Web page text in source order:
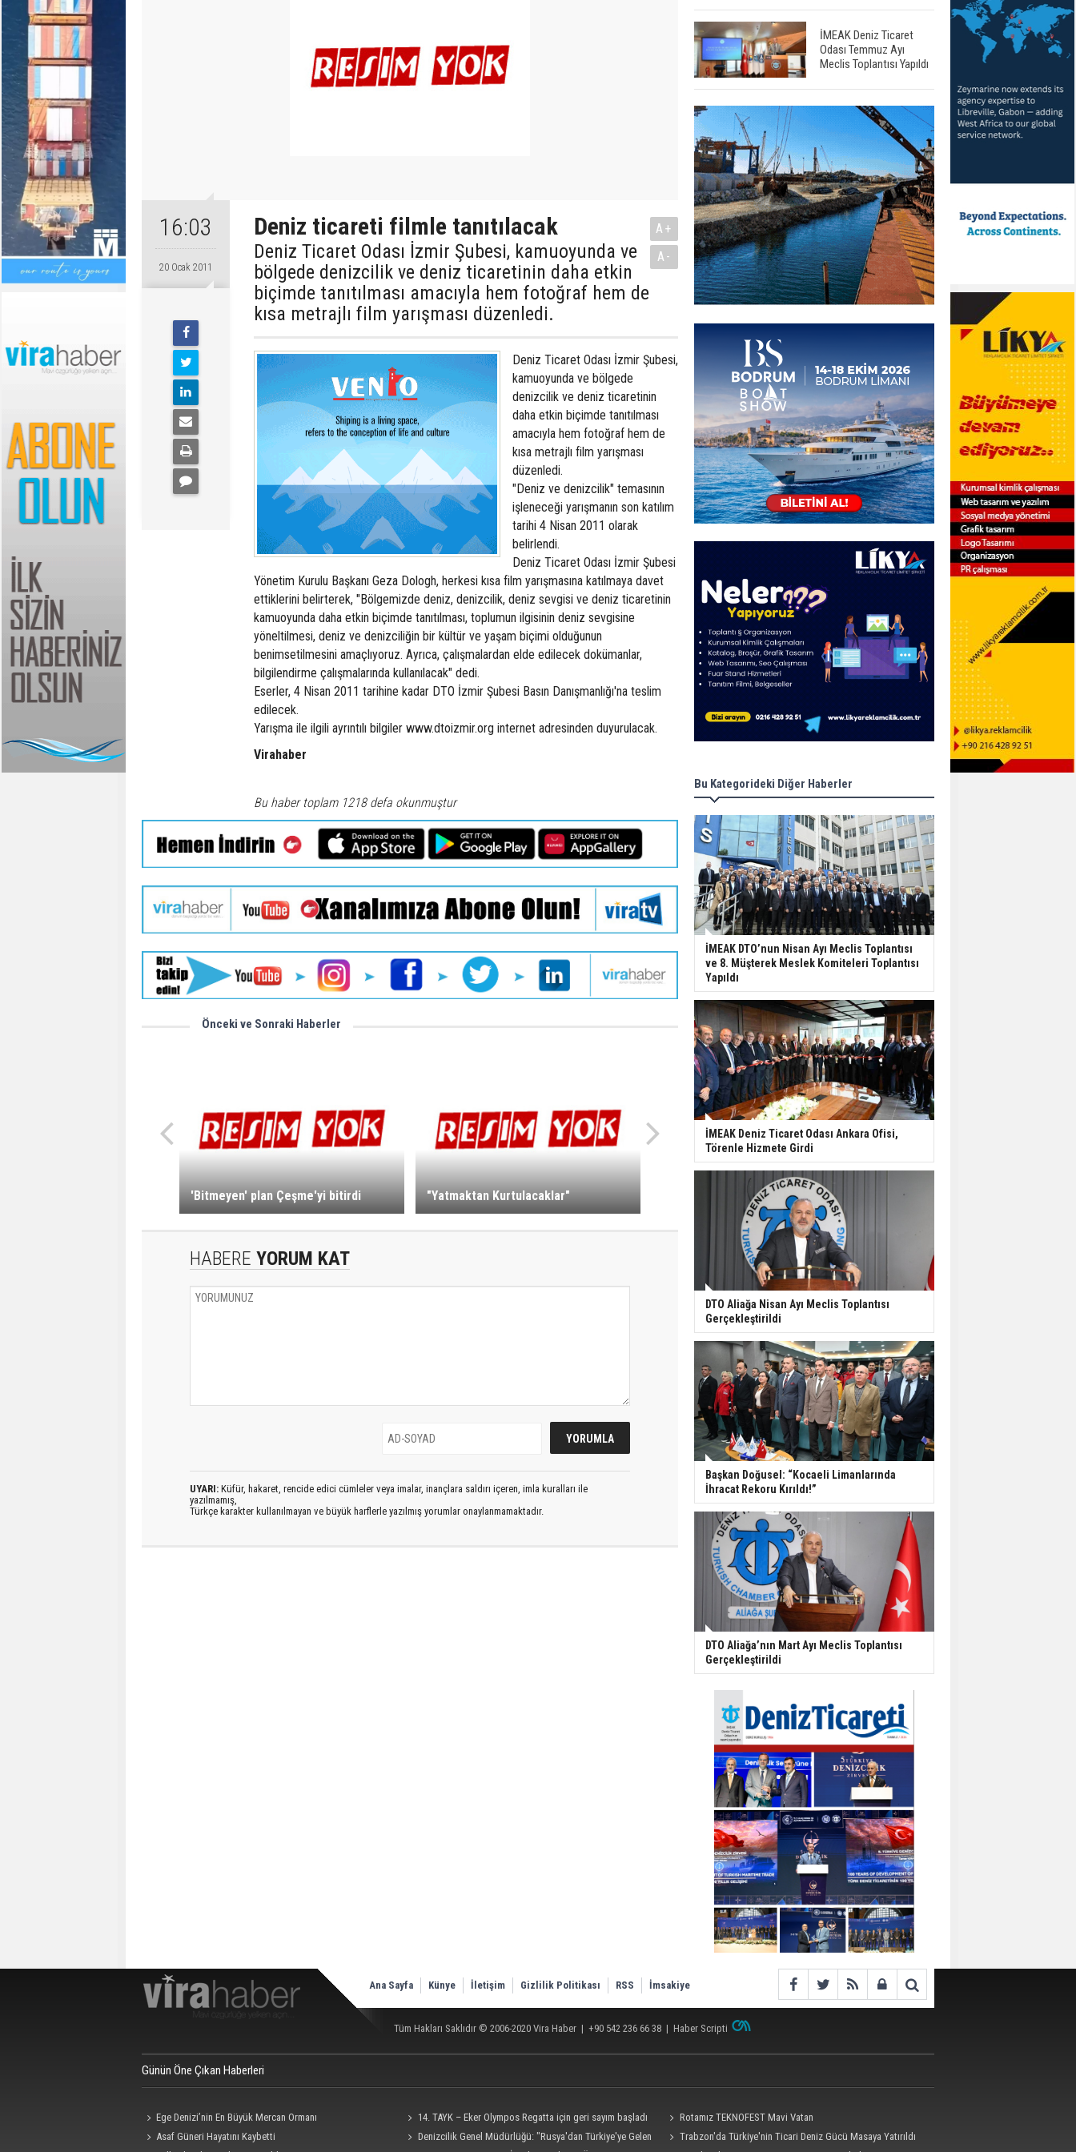
16:03
20 Ocak 2011
Deniz ticareti filmle tanıtılacak
Deniz Ticaret Odası İzmir Şubesi, kamuoyunda ve
bölgede denizcilik ve deniz ticaretinin daha etkin
biçimde tanıtılması amacıyla hem fotoğraf hem de
kısa metrajlı film yarışması düzenledi.
A+
A-
Deniz Ticaret Odası İzmir Şubesi,
kamuoyunda ve bölgede
denizcilik ve deniz ticaretinin
daha etkin biçimde tanıtılması
amacıyla hem fotoğraf hem de
kısa metrajlı film yarışması
düzenledi.
"Deniz ve denizcilik" temasının
işleneceği yarışmanın son katılım
tarihi 4 Nisan 2011 olarak
belirlendi.
Deniz Ticaret Odası İzmir Şubesi
Yönetim Kurulu Başkanı Geza Dologh, herkesi kısa film yarışmasına katılmaya davet
ettiklerini belirterek, "Bölgemizde deniz, denizcilik, deniz sevgisi ve deniz ticaretinin
kamuoyunda daha etkin biçimde tanıtılması, toplumun ilgisinin deniz sevgisine
yöneltilmesi, deniz ve denizciliğin bir kültür ve yaşam biçimi olduğunun
benimsetilmesini amaçlıyoruz. Ayrıca, çalışmalardan elde edilecek dokümanlar,
bilgilendirme çalışmalarında kullanılacak" dedi.
Eserler, 4 Nisan 2011 tarihine kadar DTO İzmir Şubesi Basın Danışmanlığı'na teslim
edilecek.
Yarışma ile ilgili ayrıntılı bilgiler www.dtoizmir.org internet adresinden duyurulacak.
Virahaber
Bu haber toplam 1218 defa okunmuştur
Önceki ve Sonraki Haberler
'Bitmeyen' plan Çeşme'yi bitirdi "Yatmaktan Kurtulacaklar"
HABERE YORUM KAT
UYARI: Küfür, hakaret, rencide edici cümleler veya imalar, inançlara saldırı içeren, imla kuralları ile
yazılmamış,
Türkçe karakter kullanılmayan ve büyük harflerle yazılmış yorumlar onaylanmamaktadır.
İMEAK Deniz Ticaret
Odası Temmuz Ayı
Meclis Toplantısı Yapıldı
Bu Kategorideki Diğer Haberler
İMEAK DTO’nun Nisan Ayı Meclis Toplantısı
ve 8. Müşterek Meslek Komiteleri Toplantısı
Yapıldı
İMEAK Deniz Ticaret Odası Ankara Ofisi,
Törenle Hizmete Girdi
DTO Aliağa Nisan Ayı Meclis Toplantısı
Gerçekleştirildi
Başkan Doğusel: “Kocaeli Limanlarında
İhracat Rekoru Kırıldı!”
DTO Aliağa’nın Mart Ayı Meclis Toplantısı
Gerçekleştirildi
Ana Sayfa Künye İletişim Gizlilik Politikası RSS İmsakiye
Tüm Hakları Saklıdır © 2006-2020 Vira Haber | +90 542 236 66 38 | Haber Scripti
Günün Öne Çıkan Haberleri
Ege Denizi’nin En Büyük Mercan Ormanı 14. TAYK – Eker Olympos Regatta için geri sayım başladı
Rotamız TEKNOFEST Mavi Vatan
Asaf Güneri Hayatını Kaybetti
Denizcilik Genel Müdürlüğü: "Rusya'dan Türkiye'ye Gelen
Trabzon'da Türkiye'nin Ticari Deniz Gücü Masaya Yatırıldı